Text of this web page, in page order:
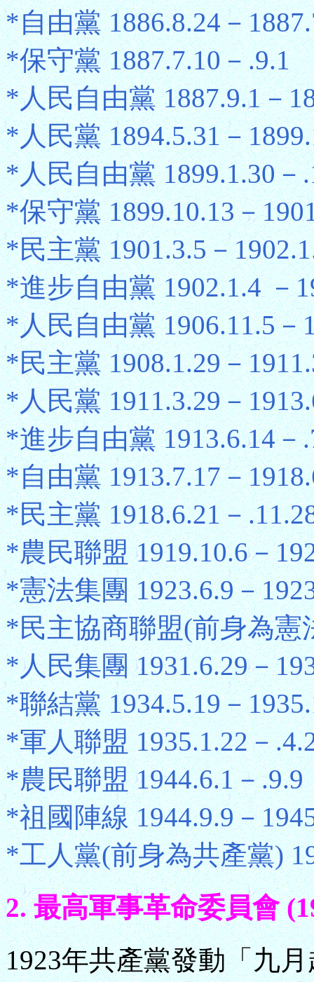
*自由黨 1886.8.24－
*保守黨 1887.7.10－.9.1
*人民自由黨 1887.9.1－
*人民黨 1894.5.31－
*人民自由黨 1899.1.30－
*保守黨 1899.10.13－
*民主黨 1901.3.5－
*進步自由黨 1902.1.4 －
*人民自由黨 1906.11.5－
*民主黨 1908.1.29－
*人民黨 1911.3.29－
*進步自由黨 1913.6.14－
*自由黨 1913.7.17－
*民主黨 1918.6.21－
*農民聯盟 1919.10.6－
*憲法集團 1923.6.9－
*民主協商聯盟(前身為憲
*人民集團 1931.6.29－
*聯結黨 1934.5.19－
*軍人聯盟 1935.1.22－
*農民聯盟 1944.6.1－.9.9
*祖國陣線 1944.9.9－
*工人黨(前身為共產黨)
2. 最高軍事革命委員會
1923年共產黨發動「九